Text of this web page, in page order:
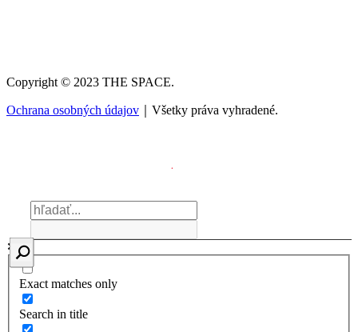
Copyright © 2023 THE SPACE.
Ochrana osobných údajov ｜Všetky práva vyhradené.
Exact matches only
Search in title